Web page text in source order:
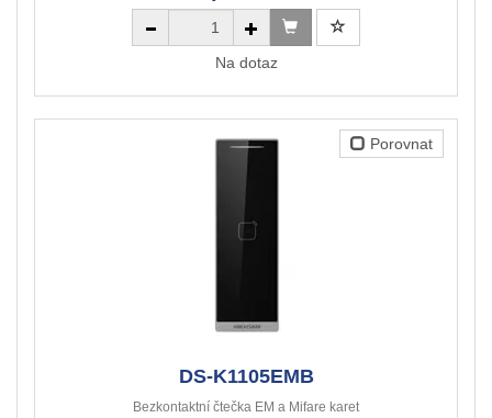
Na dotaz
Porovnat
DS-K1105EMB
Bezkontaktní čtečka EM a Mifare karet